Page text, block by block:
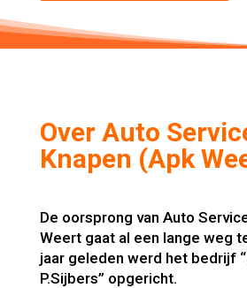
Over Auto
Knapen (Apk
De oorsprong van Auto
Weert gaat al een lange weg
jaar geleden werd het bedrijf
P.Sijbers” opgericht.